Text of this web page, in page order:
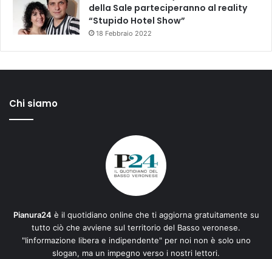
della Sale parteciperanno al reality
“Stupido Hotel Show”
18 Febbraio 2022
Chi siamo
Pianura24 è il quotidiano online che ti aggiorna gratuitamente su
tutto ciò che avviene sul territorio del Basso veronese.
"Iinformazione libera e indipendente" per noi non è solo uno
slogan, ma un impegno verso i nostri lettori.